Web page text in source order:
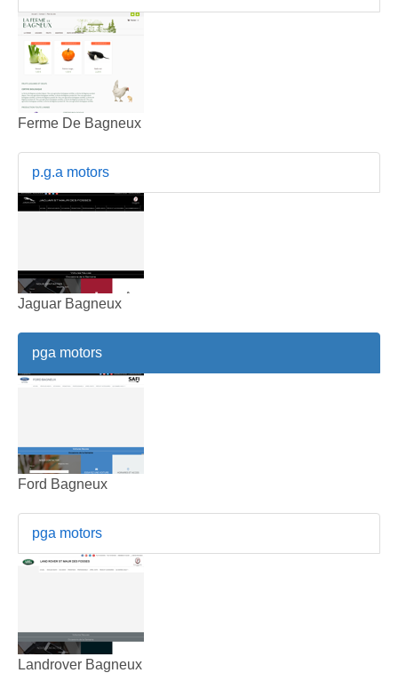
Ferme De Bagneux
p.g.a motors
Jaguar Bagneux
pga motors
Ford Bagneux
pga motors
Landrover Bagneux